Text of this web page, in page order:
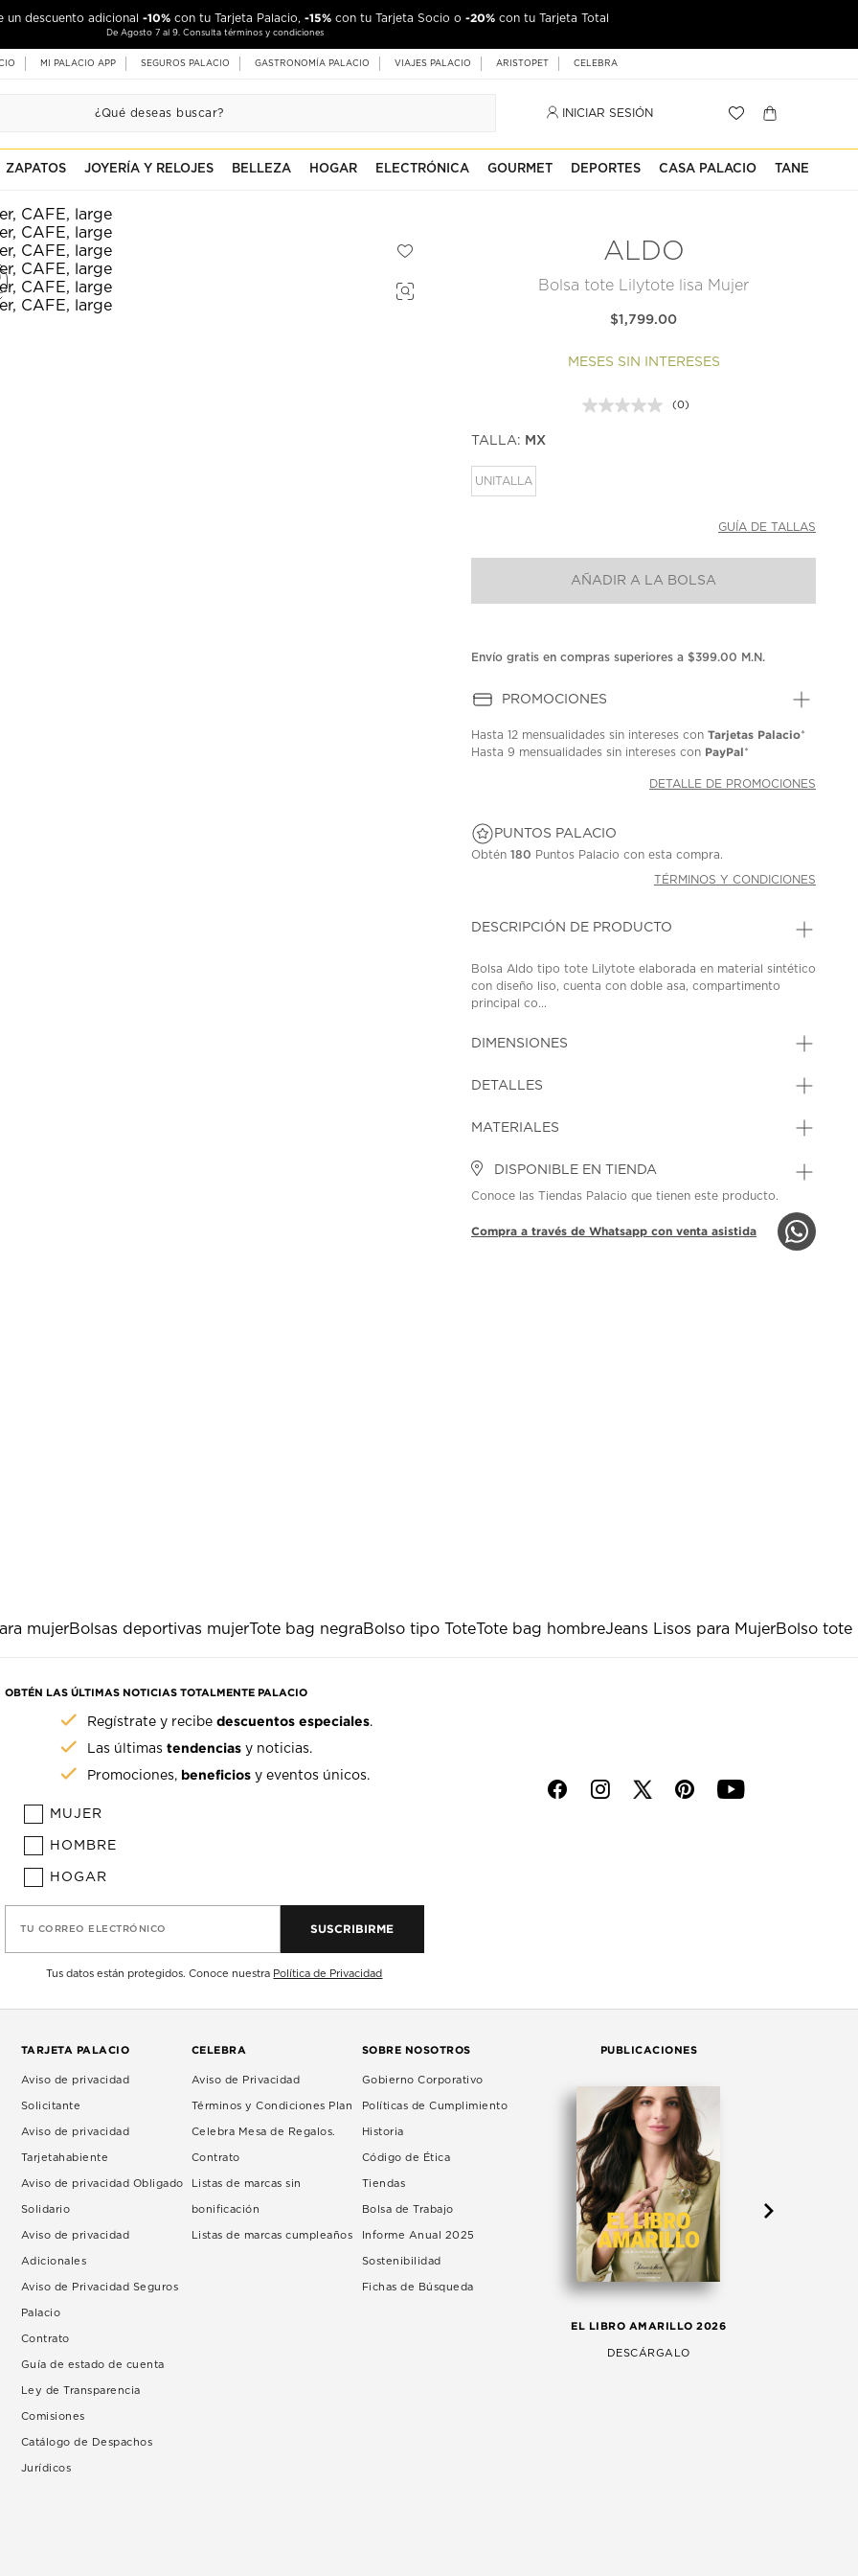
un descuento adicional -10% con tu Tarjeta Palacio, -15% con tu Tarjeta Socio o -20% con tu Tarjeta Total
De Agosto 7 al 9. Consulta términos y condiciones
MI PALACIO APP SEGUROS PALACIO GASTRONOMÍA PALACIO VIAJES PALACIO ARISTOPET CELEBRA
INICIAR SESIÓN
ZAPATOS JOYERÍA Y RELOJES BELLEZA HOGAR ELECTRÓNICA GOURMET DEPORTES CASA PALACIO TANE
ALDO
Bolsa tote Lilytote lisa Mujer
$1,799.00
MESES SIN INTERESES
Sin
(0)
TALLA: MX
UNITALLA
GUÍA DE TALLAS
AÑADIR A LA BOLSA
Envío gratis en compras superiores a $399.00 M.N.
PROMOCIONES
Hasta12 mensualidades sin intereses conTarjetas Palacio*
Hasta9 mensualidades sin intereses con PayPal*
DETALLE DE PROMOCIONES
PUNTOS PALACIO
Obtén180 Puntos Palacio con esta compra.
TÉRMINOS Y CONDICIONES
DESCRIPCIÓN DE PRODUCTO
Bolsa Aldo tipo tote Lilytote elaborada en material sintético
con diseño liso, cuenta con doble asa, compartimento
principal co...
DIMENSIONES
DETALLES
MATERIALES
DISPONIBLE EN TIENDA
Conoce las Tiendas Palacio que tienen este producto.
Compra a través de Whatsapp con venta asistida
mujerBolsas deportivas mujerTote bag negraBolso tipo ToteTote bag hombreJeans Lisos para MujerBolso tote
OBTÉN LAS ÚLTIMAS NOTICIAS TOTALMENTE PALACIO
Regístrate y recibedescuentos especiales.
Las últimastendencias y noticias.
Promociones, beneficios y eventos únicos.
MUJER
HOMBRE
HOGAR
TU CORREO ELECTRÓNICO SUSCRIBIRME
Tus datos están protegidos. Conoce nuestra Política de Privacidad
f i p y
TARJETA PALACIO
Aviso de privacidad
Solicitante
Aviso de privacidad
Tarjetahabiente
Aviso de privacidad Obligado
Solidario
Aviso de privacidad
Adicionales
Aviso de Privacidad Seguros
Palacio
Contrato
Guía de estado de cuenta
Ley de Transparencia
Comisiones
Catálogo de Despachos
Jurídicos
CELEBRA
Aviso de Privacidad
Términos y Condiciones Plan
Celebra Mesa de Regalos.
Contrato
Listas de marcas sin
bonificación
Listas de marcas cumpleaños
SOBRE NOSOTROS
Gobierno Corporativo
Políticas de Cumplimiento
Historia
Código de Ética
Tiendas
Bolsa de Trabajo
Informe Anual 2025
Sostenibilidad
Fichas de Búsqueda
PUBLICACIONES
EL LIBRO AMARILLO 2026
DESCÁRGALO